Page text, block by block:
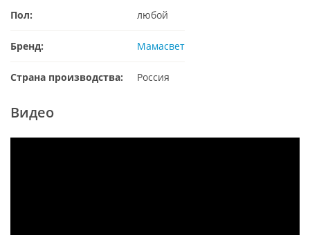
Пол: любой
Бренд: Мамасвет
Страна производства: Россия
Видео